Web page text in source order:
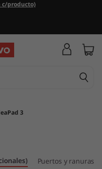
c/producto)
3
Puertos y ranuras